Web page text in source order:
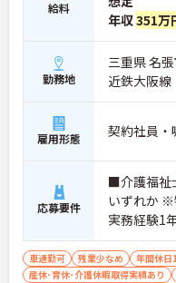
給料
年収351万
勤務地
三重県 名
近鉄大阪
雇用形態 契約社員・
応募要件
■介護福祉
いずれか ※
実務経験1
以上ある方
歓迎
車通勤可 残業少なめ 年間休日
産休･育休･介護休暇取得実績あり